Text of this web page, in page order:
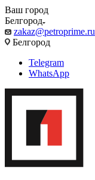
Ваш город
Белгород
zakaz@petroprime.ru
Белгород
Telegram
WhatsApp